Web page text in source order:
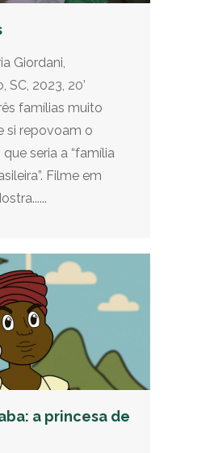
Giordani,
2023, 20’
famílias muito
si repovoam o
seria a “família
Filme em
a princesa de